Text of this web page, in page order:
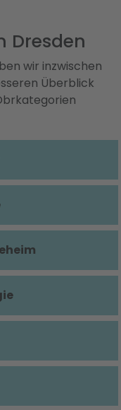
Dresden
wir inzwischen
Überblick